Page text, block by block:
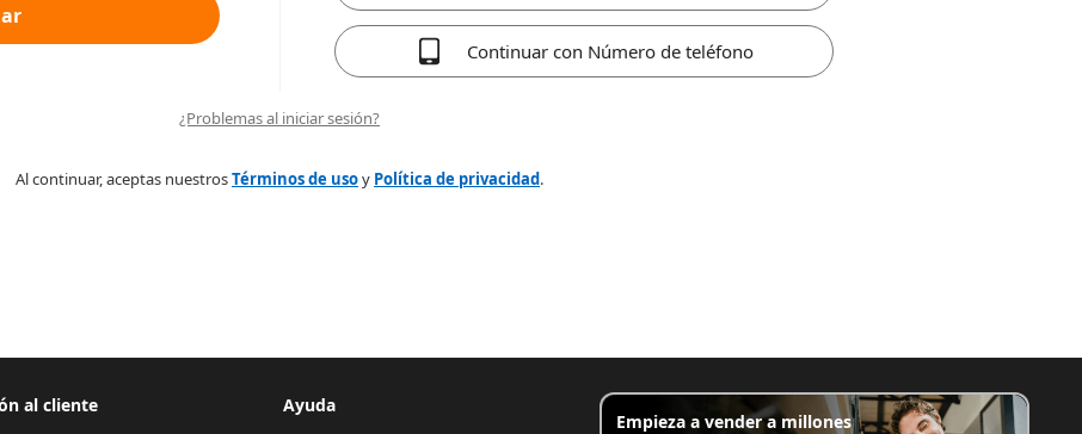
Continuar con Número de teléfono
¿Problemas al iniciar sesión?
Al continuar, aceptas nuestrosTérminos de usoy Política de privacidad.
al cliente Ayuda
Empieza a vender a millones